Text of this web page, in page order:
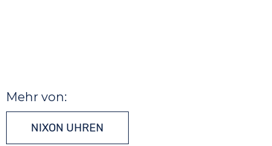
Mehr von:
NIXON UHREN